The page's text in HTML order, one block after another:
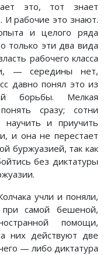
это, тот знает
И рабочие это знают.
и целого ряда
только эти два вида
рабочего класса
— середины нет,
давно понял это из
борьбы. Мелкая
сразу; сотни
и приучить
и она не перестает
буржуазией, так как
без диктатуры
учли и поняли,
самой бешеной,
помощи,
них действуют две
— либо диктатура